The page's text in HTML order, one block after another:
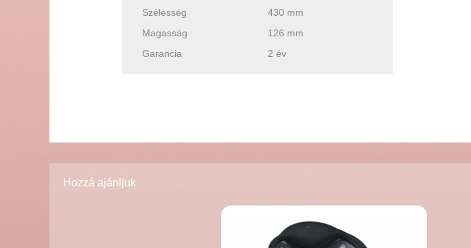
Szélesség
430 mm
Magasság
126 mm
Garancia
2 év
Hozzá ajánljuk